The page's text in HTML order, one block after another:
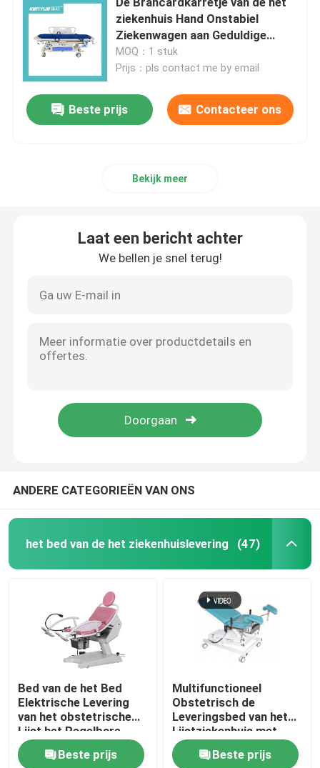
De Toebehoren van het het ziekenhuisbed
algemeen medisch onderzoeklaag
Medisch apparaatverbruiksgoederen
De voederbak van de het ziekenhuisbaby
Handleiding ziekenhuisbed
Lineair Actuator Controlemechanisme
medisch instrumentenkarretje
IV Pool-Toebehoren
Regelbaar Bad Seat
Het ziekenhuis het Wachten Gebiedsstoelen
Impuls Oximeter en Zuurstofconcentrator
ziekenhuis Hand Onstabiel
Ziekenwagen aan Geduldige
Vervoer
MOQ：1 stuk
Prijs：pls contact me by email
Beste prijs Contacteer ons
Bekijk meer
Laat een bericht achter
We bellen je snel terug!
ANDERE CATEGORIEËN VAN ONS
het bed van de het ziekenhuislevering (47)
Bed van de het Bed
Elektrische Levering
van het obstetrische
Lijst het Regelbare
Gynaecologische
OnderzoekBeste prijs
Multifunctioneel
Obstetrisch de
Leveringsbed van het
Lijstziekenhuis met
Rem 5 Duimbevers
Beste prijs